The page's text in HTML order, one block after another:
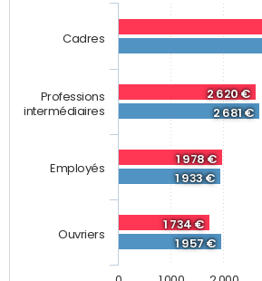
2 620 €
1 978 €
1 734 €
2 681 €
1 933 €
1 957 €
Cadres
Professions
intermédiaires
Employés
Ouvriers